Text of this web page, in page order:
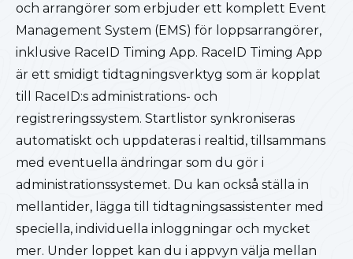
och arrangörer som erbjuder ett komplett Event
Management System (EMS) för loppsarrangörer,
inklusive RaceID Timing App. RaceID Timing App
är ett smidigt tidtagningsverktyg som är kopplat
till RaceID:s administrations- och
registreringssystem. Startlistor synkroniseras
automatiskt och uppdateras i realtid, tillsammans
med eventuella ändringar som du gör i
administrationssystemet. Du kan också ställa in
mellantider, lägga till tidtagningsassistenter med
speciella, individuella inloggningar och mycket
mer. Under loppet kan du i appvyn välja mellan